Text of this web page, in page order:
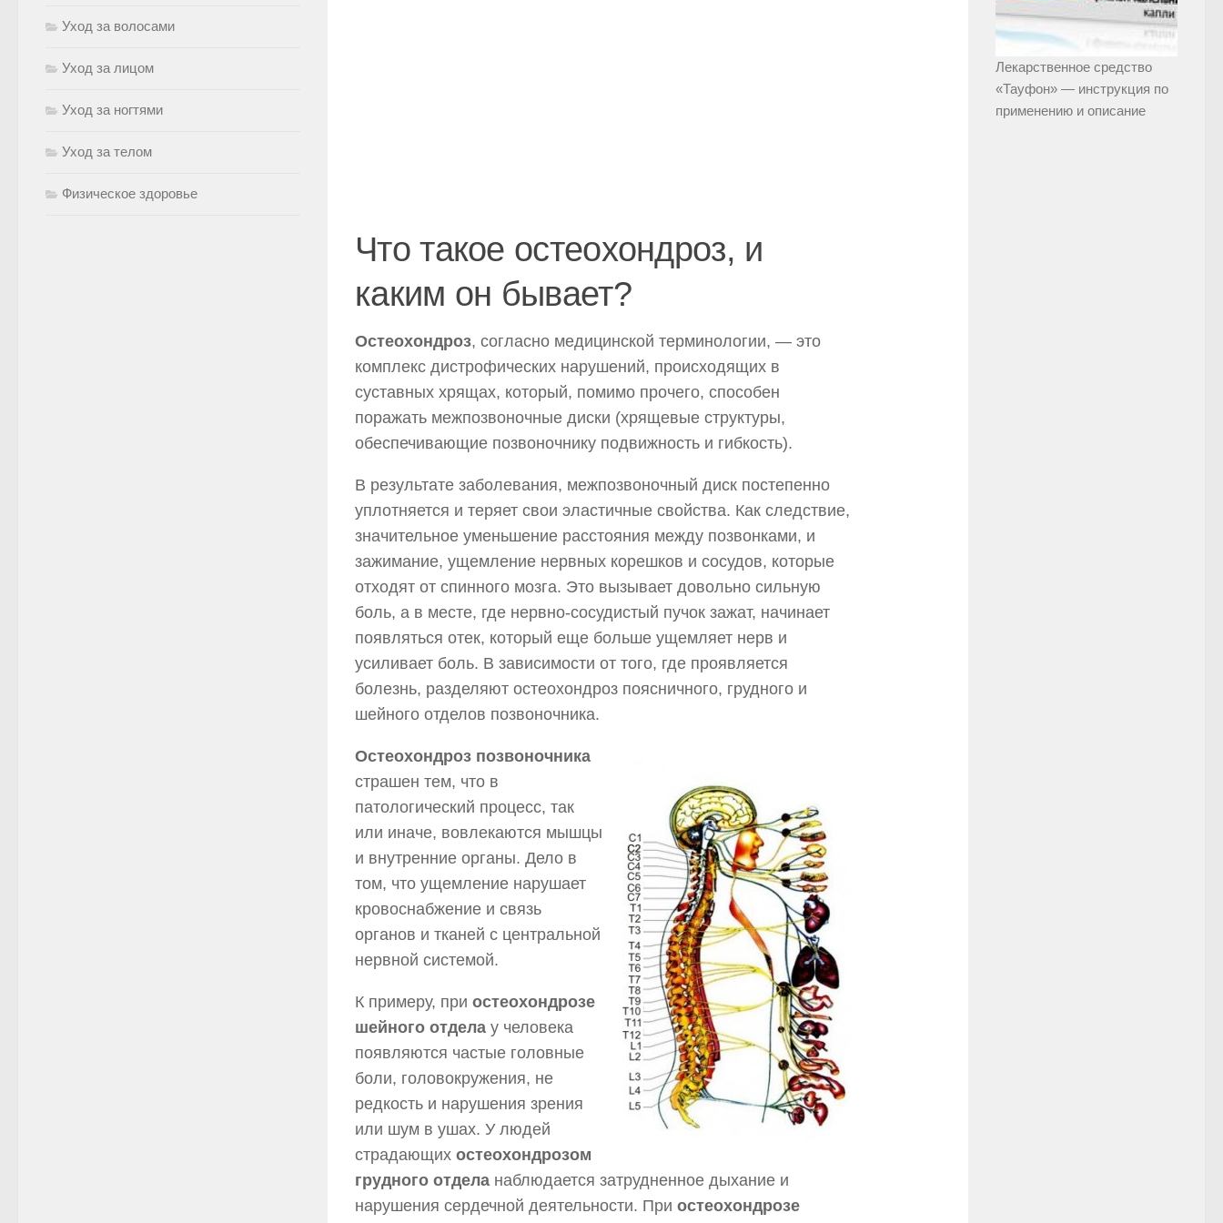
Что такое остеохондроз, и
каким он бывает?
Остеохондроз, согласно медицинской терминологии, — это
комплекс дистрофических нарушений, происходящих в
суставных хрящах, который, помимо прочего, способен
поражать межпозвоночные диски (хрящевые структуры,
обеспечивающие позвоночнику подвижность и гибкость).
В результате заболевания, межпозвоночный диск постепенно
уплотняется и теряет свои эластичные свойства. Как следствие,
значительное уменьшение расстояния между позвонками, и
зажимание, ущемление нервных корешков и сосудов, которые
отходят от спинного мозга. Это вызывает довольно сильную
боль, а в месте, где нервно-сосудистый пучок зажат, начинает
появляться отек, который еще больше ущемляет нерв и
усиливает боль. В зависимости от того, где проявляется
болезнь, разделяют остеохондроз поясничного, грудного и
шейного отделов позвоночника.
Остеохондроз позвоночника
страшен тем, что в
патологический процесс, так
или иначе, вовлекаются мышцы
и внутренние органы. Дело в
том, что ущемление нарушает
кровоснабжение и связь
органов и тканей с центральной
нервной системой.
К примеру, при остеохондрозе
шейного отдела у человека
появляются частые головные
боли, головокружения, не
редкость и нарушения зрения
или шум в ушах. У людей
страдающих остеохондрозом
грудного отдела наблюдается затрудненное дыхание и
нарушения сердечной деятельности. При остеохондрозе
Уход за волосами
Уход за лицом
Уход за ногтями
Уход за телом
Физическое здоровье
Лекарственное средство
«Тауфон» — инструкция по
применению и описание